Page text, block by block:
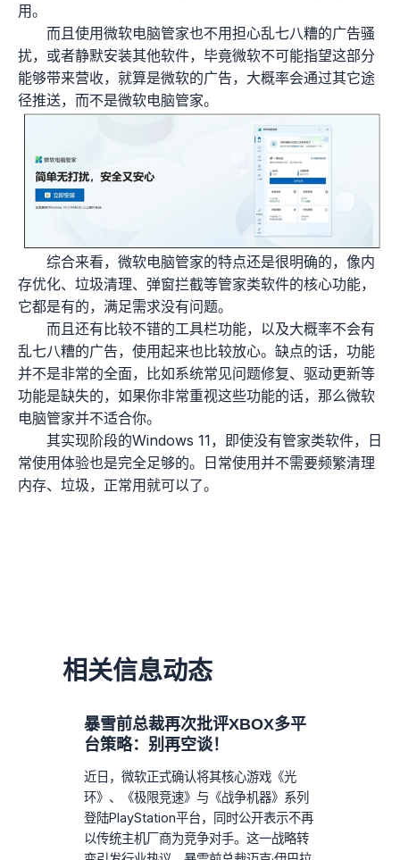
用。
而且使用微软电脑管家也不用担心乱七八糟的广告骚
扰，或者静默安装其他软件，毕竟微软不可能指望这部分
能够带来营收，就算是微软的广告，大概率会通过其它途
径推送，而不是微软电脑管家。
综合来看，微软电脑管家的特点还是很明确的，像内
存优化、垃圾清理、弹窗拦截等管家类软件的核心功能，
它都是有的，满足需求没有问题。
而且还有比较不错的工具栏功能，以及大概率不会有
乱七八糟的广告，使用起来也比较放心。缺点的话，功能
并不是非常的全面，比如系统常见问题修复、驱动更新等
功能是缺失的，如果你非常重视这些功能的话，那么微软
电脑管家并不适合你。
其实现阶段的Windows 11，即使没有管家类软件，日
常使用体验也是完全足够的。日常使用并不需要频繁清理
内存、垃圾，正常用就可以了。
相关信息动态
暴雪前总裁再次批评XBOX多平
台策略：别再空谈！
近日，微软正式确认将其核心游戏《光
环》、《极限竞速》与《战争机器》系列
登陆PlayStation平台，同时公开表示不再
以传统主机厂商为竞争对手。这一战略转